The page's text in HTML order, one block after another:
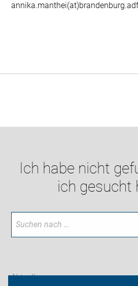
Ich habe nicht
ich gesucht
Aktuelles